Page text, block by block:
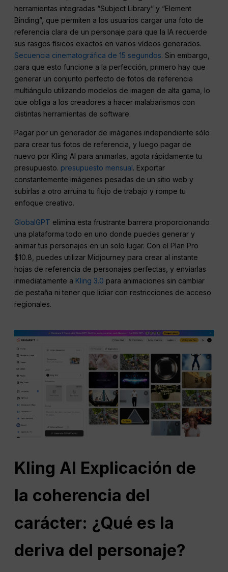
herramientas integradas “Subject Library” y “Element
Binding”, que permiten a los usuarios cargar una foto de
referencia clara de un personaje para que la IA recuerde
sus rasgos físicos exactos en varios vídeos generados.
Secuencia cinematográfica de 15 segundos. Sin embargo,
para que esto funcione a la perfección, primero hay que
generar un conjunto perfecto de fotos de referencia
multiángulo utilizando modelos de imagen de alta gama, lo
que obliga a los creadores a hacer malabarismos con
distintas herramientas de software.
Pagar por un generador de imágenes independiente sólo
para crear tus fotos de referencia, y luego pagar de
nuevo por Kling AI para animarlas, agota rápidamente tu
presupuesto. presupuesto mensual. Exportar
constantemente imágenes pesadas de un sitio web y
subirlas a otro arruina tu flujo de trabajo y rompe tu
enfoque creativo.
GlobalGPT elimina esta frustrante barrera proporcionando
una plataforma todo en uno donde puedes generar y
animar tus personajes en un solo lugar. Con el Plan Pro
$10.8, puedes utilizar Midjourney para crear al instante
hojas de referencia de personajes perfectas, y enviarlas
inmediatamente a Kling 3.0 para animaciones sin cambiar
de pestaña ni tener que lidiar con restricciones de acceso
regionales.
Kling AI Explicación de
la coherencia del
carácter: ¿Qué es la
deriva del personaje?